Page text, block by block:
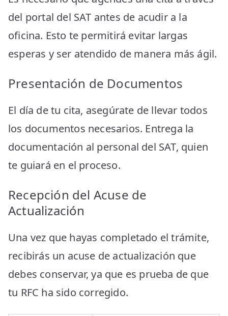
del portal del SAT antes de acudir a la
oficina. Esto te permitirá evitar largas
esperas y ser atendido de manera más ágil.
Presentación de Documentos
El día de tu cita, asegúrate de llevar todos
los documentos necesarios. Entrega la
documentación al personal del SAT, quien
te guiará en el proceso.
Recepción del Acuse de
Actualización
Una vez que hayas completado el trámite,
recibirás un acuse de actualización que
debes conservar, ya que es prueba de que
tu RFC ha sido corregido.